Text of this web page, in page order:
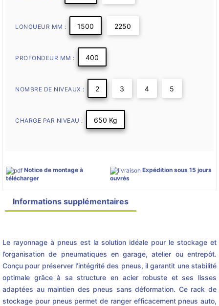
LONGUEUR MM : 1500 2250
PROFONDEUR MM : 400
NOMBRE DE NIVEAUX : 2 3 4 5
CHARGE PAR NIVEAU : 650 Kg
Notice de montage à
télécharger
Expédition sous 15 jours
ouvrés
Informations supplémentaires
Le rayonnage à pneus est la solution idéale pour le stockage et
l’organisation de pneumatiques en garage, atelier ou entrepôt.
Conçu pour préserver l’intégrité des pneus, il garantit une stabilité
optimale grâce à sa structure en acier robuste et ses lisses
adaptées au maintien des pneus sans déformation. Ce rack de
stockage pour pneus permet de ranger efficacement pneus auto,